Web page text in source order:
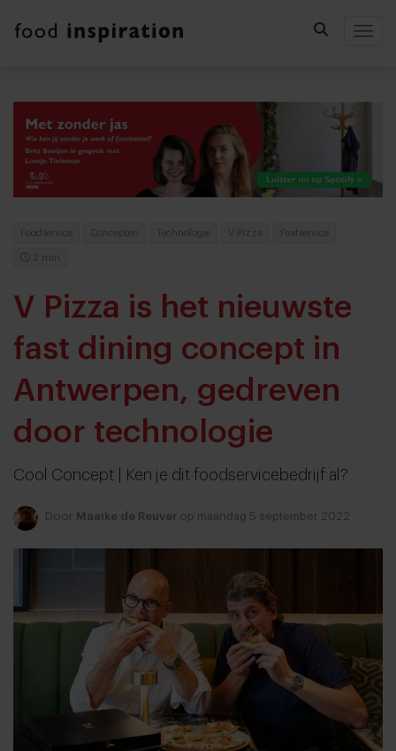
Foodservice Concepten Technologie V Pizza Fastservice
2 min
V Pizza is het nieuwste
fast dining concept in
Antwerpen, gedreven
door technologie
Cool Concept | Ken je dit foodservicebedrijf al?
Door Maaike de Reuver op maandag 5 september 2022